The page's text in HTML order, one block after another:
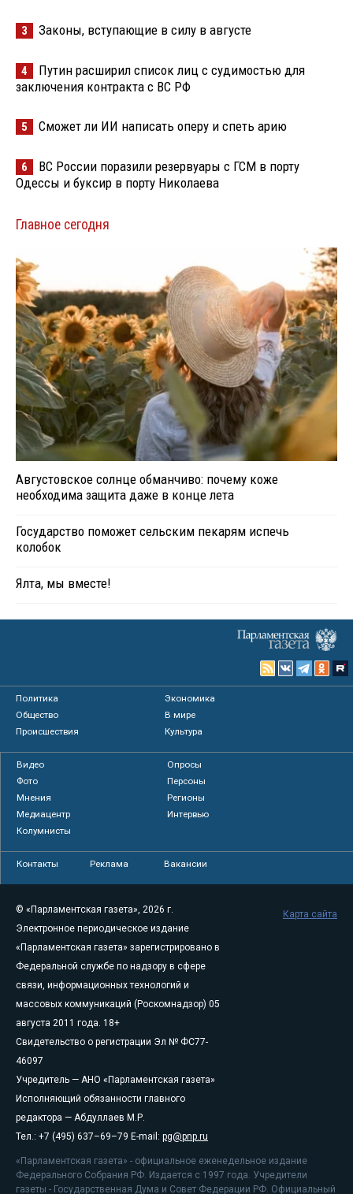
3 Законы, вступающие в силу в августе
4
Путин расширил список лиц с судимостью для
заключения контракта с ВС РФ
5 Сможет ли ИИ написать оперу и спеть арию
6
ВС России поразили резервуары с ГСМ в порту
Одессы и буксир в порту Николаева
Главное сегодня
Августовское солнце обманчиво: почему коже
необходима защита даже в конце лета
Государство поможет сельским пекарям испечь
колобок
Ялта, мы вместе!
Политика
Экономика
Общество
В мире
Происшествия
Культура
Видео
Опросы
Фото
Персоны
Мнения
Регионы
Медиацентр
Интервью
Колумнисты
Контакты Реклама Вакансии
© «Парламентская газета», 2026 г.
Электронное периодическое издание
«Парламентская газета» зарегистрировано в
Федеральной службе по надзору в сфере
связи, информационных технологий и
массовых коммуникаций (Роскомнадзор) 05
августа 2011 года. 18+
Свидетельство о регистрации Эл № ФС77-
46097
Учредитель — АНО «Парламентская газета»
Исполняющий обязанности главного
редактора — Абдуллаев М.Р.
Тел.: +7 (495) 637–69–79 E-mail: pg@pnp.ru
«Парламентская газета» - официальное еженедельное издание
Федерального Собрания РФ. Издается с 1997 года. Учредители
газеты - Государственная Дума и Совет Федерации РФ. Официальный
Карта сайта